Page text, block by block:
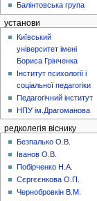
Балінтовська група
установи
Київський
університет імені
Бориса Грінченка
Інститут психології і
соціальної педагогіки
Педагогічний інститут
НПУ ім.Драгоманова
редколегія віснику
Безпалько О.В.
Іванов О.В.
Побірченко Н.А.
Сєргєєнкова О.П.
Чернобровкін В.М.